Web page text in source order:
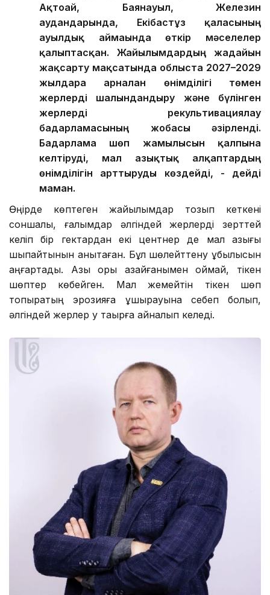
Ақтоғай, Баянауыл, Железин
аудандарында, Екібастұз қаласының
ауылдық аймағында өткір мәселелер
қалыптасқан. Жайылымдардың жағдайын
жақсарту мақсатында облыста 2027–2029
жылдарға арналған өнімділігі төмен
жерлерді шалғындандыру және бүлінген
жерлерді рекультивациялау
бағдарламасының жобасы әзірленді.
Бағдарлама шөп жамылғысын қалпына
келтіруді, мал азықтық алқаптардың
өнімділігін арттыруды көздейді, - дейді
маман.
Өңірде көптеген жайылымдар тозып кеткені
соншалық, ғалымдар әлгіндей жерлерді зерттей
келіп бір гектардан екі центнер де мал азығы
шықпайтынын анықтаған. Бұл шөлейттену құбылысын
аңғартады. Азық қоры азайғанымен қоймай, тікен
шөптер көбейген. Мал жемейтін тікен шөп
топырақтың эрозияға ұшырауына себеп болып,
әлгіндей жерлер қу тақырға айналып келеді.